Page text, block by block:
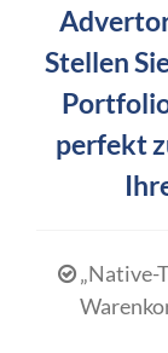
Stellen
perfekt
„Native-